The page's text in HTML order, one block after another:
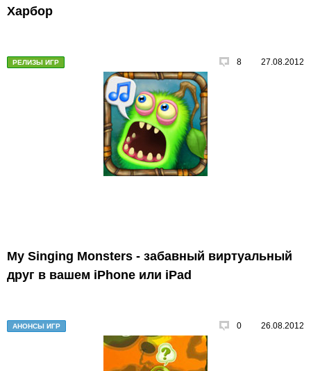
Харбор
РЕЛИЗЫ ИГР 8 27.08.2012
My Singing Monsters - забавный виртуальный
друг в вашем iPhone или iPad
АНОНСЫ ИГР 0 26.08.2012